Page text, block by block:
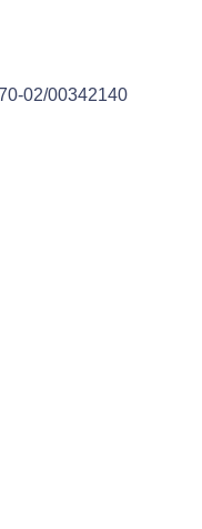
02/00342140